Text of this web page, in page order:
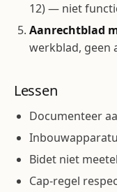
12) — niet
Aanrechtblad
werkblad, geen
Lessen
Documenteer
Bidet niet
Cap-regel